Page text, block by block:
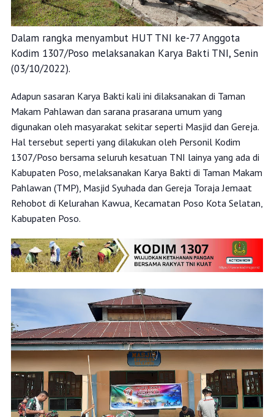
Dalam rangka menyambut HUT TNI ke-77 Anggota
Kodim 1307/Poso melaksanakan Karya Bakti TNI, Senin
(03/10/2022).
Adapun sasaran Karya Bakti kali ini dilaksanakan di Taman
Makam Pahlawan dan sarana prasarana umum yang
digunakan oleh masyarakat sekitar seperti Masjid dan Gereja.
Hal tersebut seperti yang dilakukan oleh Personil Kodim
1307/Poso bersama seluruh kesatuan TNI lainya yang ada di
Kabupaten Poso, melaksanakan Karya Bakti di Taman Makam
Pahlawan (TMP), Masjid Syuhada dan Gereja Toraja Jemaat
Rehobot di Kelurahan Kawua, Kecamatan Poso Kota Selatan,
Kabupaten Poso.